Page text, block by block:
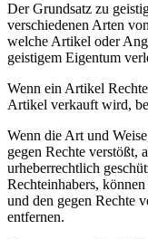
Der Grundsatz zu
verschiedenen Arten
welche Artikel oder
geistigem Eigentum
Wenn ein Artikel
Artikel verkauft wird,
Wenn die Art und
gegen Rechte verstößt,
urheberrechtlich
Rechteinhabers,
und den gegen Rechte
entfernen.